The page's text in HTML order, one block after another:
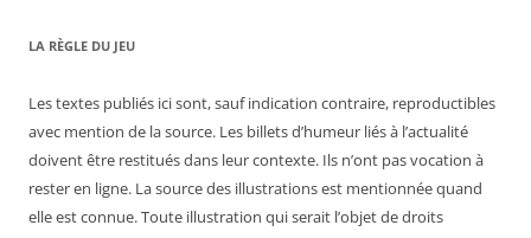
LA RÈGLE DU JEU
Les textes publiés ici sont, sauf indication contraire, reproductibles
avec mention de la source. Les billets d’humeur liés à l’actualité
doivent être restitués dans leur contexte. Ils n’ont pas vocation à
rester en ligne. La source des illustrations est mentionnée quand
elle est connue. Toute illustration qui serait l’objet de droits